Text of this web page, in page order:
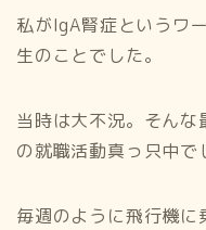
私がIgA腎症というワ
生のことでした。
当時は大不況。そん
の就職活動真っ只中で
毎週のように飛行機